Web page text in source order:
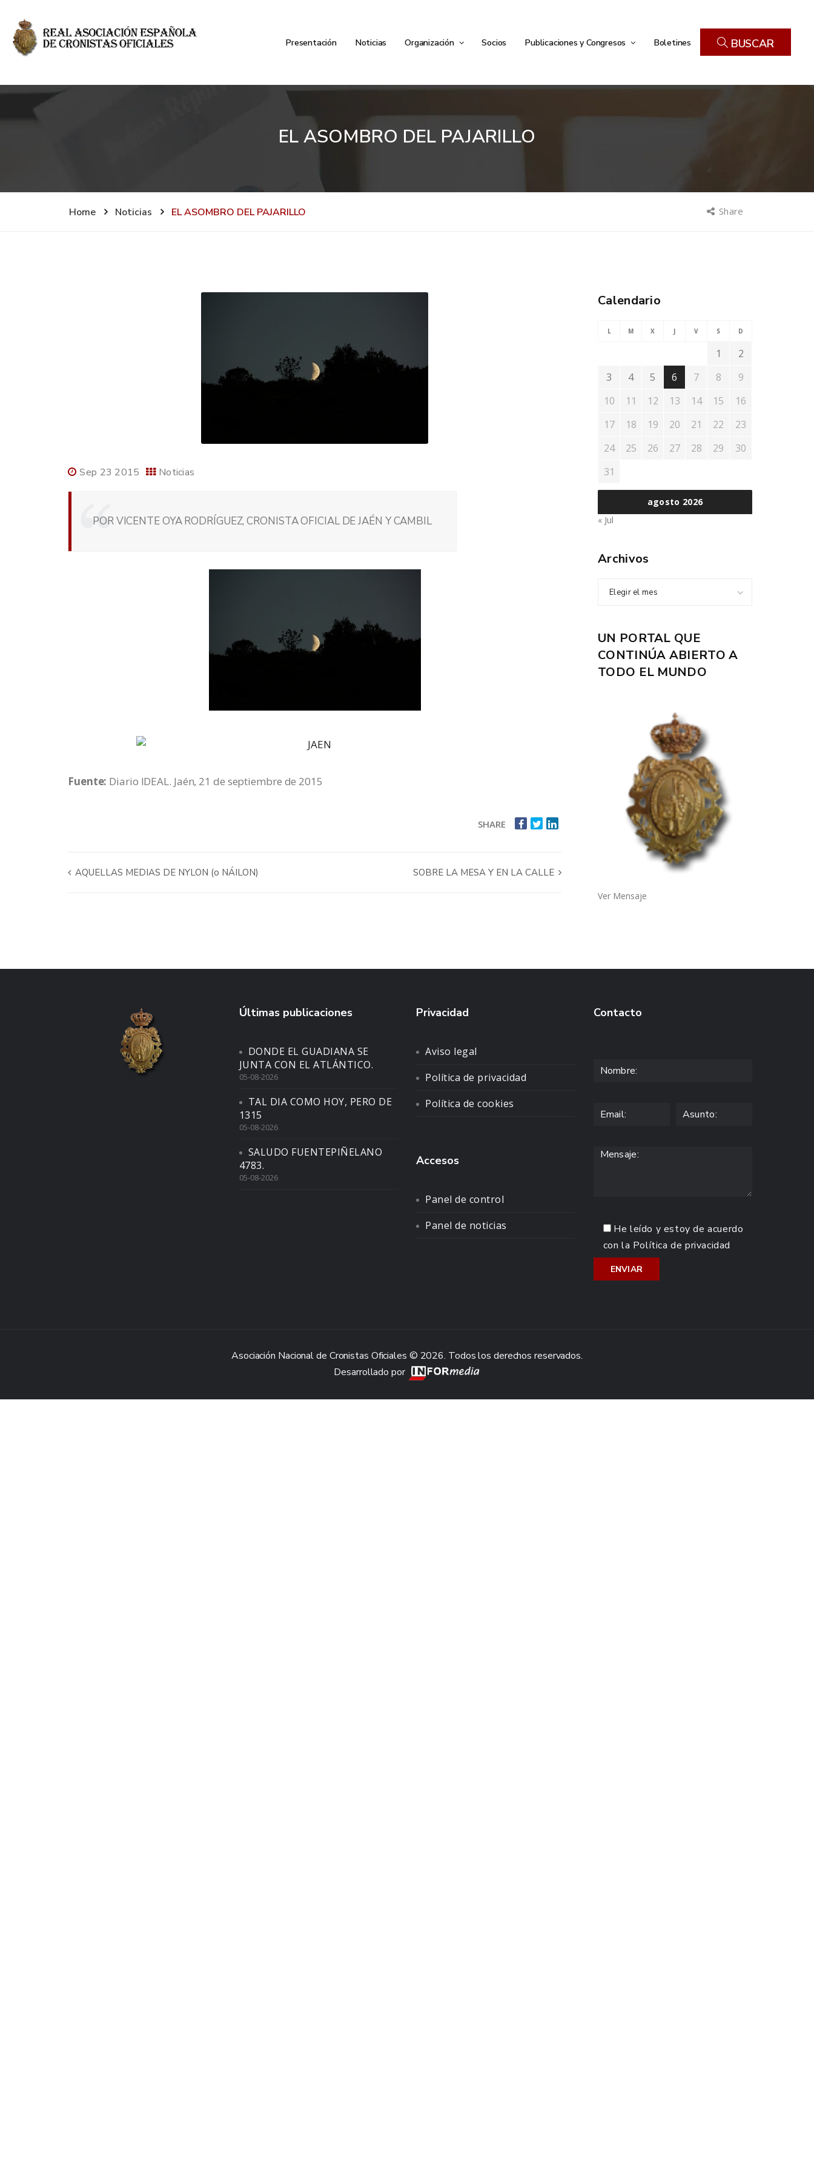
Presentación Noticias Organización Socios Publicaciones y Congresos Boletines BUSCAR
EL ASOMBRO DEL PAJARILLO
Home Noticias EL ASOMBRO DEL PAJARILLO Share
Sep 23 2015 Noticias
POR VICENTE OYA RODRÍGUEZ, CRONISTA OFICIAL DE JAÉN Y CAMBIL
Fuente: Diario IDEAL. Jaén, 21 de septiembre de 2015
SHARE
AQUELLAS MEDIAS DE NYLON (o NÁILON) SOBRE LA MESA Y EN LA CALLE
Calendario
agosto 2026
L M X J V S D
1
2
3
4 5 6 7 8
9
10
11 12 13 14 15
16
17
18 19 20 21 22
23
24
25 26 27 28 29
30
31
« Jul
Archivos
Elegir el mes
UN PORTAL QUE
CONTINÚA ABIERTO A
TODO EL MUNDO
Ver Mensaje
Últimas publicaciones
DONDE EL GUADIANA SE
JUNTA CON EL ATLÁNTICO.
05-08-2026
TAL DIA COMO HOY, PERO DE
1315
05-08-2026
SALUDO FUENTEPIÑELANO
4783.
05-08-2026
Privacidad
Aviso legal
Política de privacidad
Política de cookies
Accesos
Panel de control
Panel de noticias
Contacto
He leído y estoy de acuerdo
con la Política de privacidad
Asociación Nacional de Cronistas Oficiales © 2026. Todos los derechos reservados.
Desarrollado por